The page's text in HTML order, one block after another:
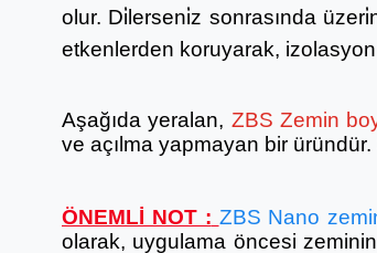
olur. Di̇lerseni̇z sonrasında
etkenlerden koruyarak,
Aşağıda yeralan, ZBS Zemin
ve açılma yapmayan bir
ÖNEMLİ NOT : ZBS Nano
olarak, uygulama öncesi